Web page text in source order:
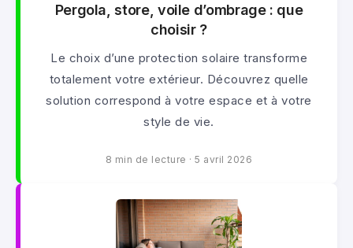
Pergola, store, voile d’ombrage : que
choisir ?
Le choix d’une protection solaire transforme
totalement votre extérieur. Découvrez quelle
solution correspond à votre espace et à votre
style de vie.
8 min de lecture ·5 avril 2026